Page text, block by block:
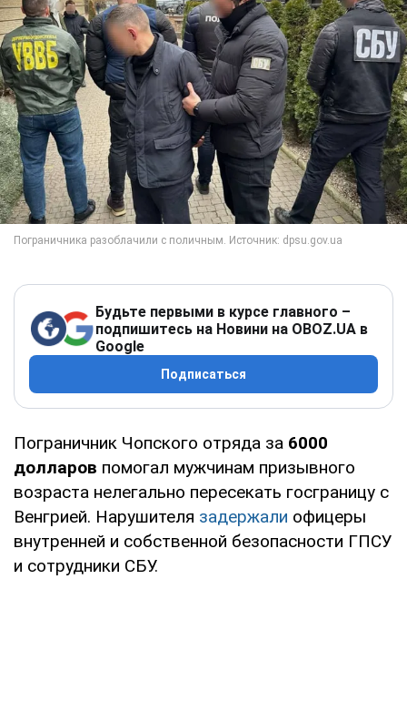
Будьте первыми в курсе главного –
подпишитесь на Новини на OBOZ.UA в
Google
Подписаться
Пограничник Чопского отряда за 6000
долларов помогал мужчинам призывного
возраста нелегально пересекать госграницу с
Венгрией. Нарушителя задержали офицеры
внутренней и собственной безопасности ГПСУ
и сотрудники СБУ.